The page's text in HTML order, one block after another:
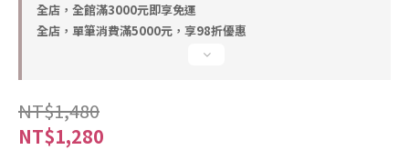
全店，全館滿3000元即享免運
全店，單筆消費滿5000元，享98折優惠
NT$1,480
NT$1,280